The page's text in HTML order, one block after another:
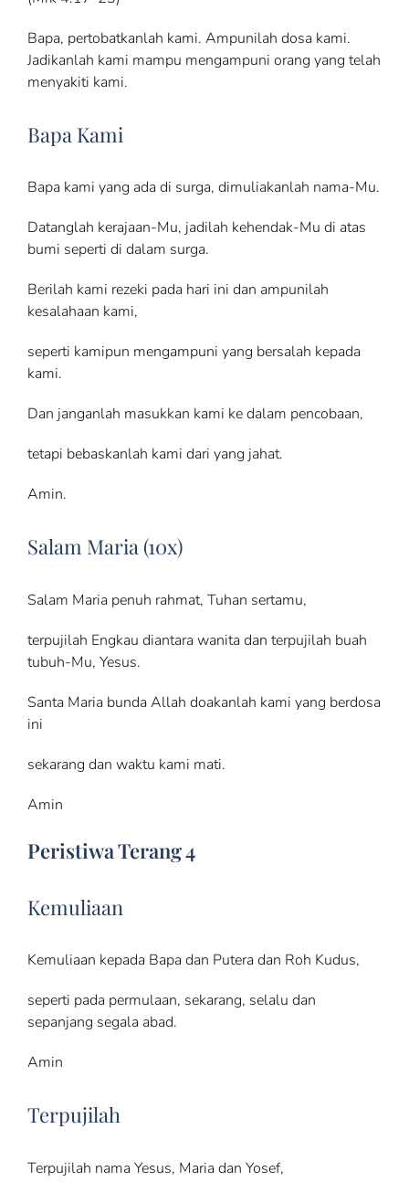
Bapa, pertobatkanlah kami. Ampunilah dosa kami.
Jadikanlah kami mampu mengampuni orang yang telah
menyakiti kami.
Bapa Kami
Bapa kami yang ada di surga, dimuliakanlah nama-Mu.
Datanglah kerajaan-Mu, jadilah kehendak-Mu di atas
bumi seperti di dalam surga.
Berilah kami rezeki pada hari ini dan ampunilah
kesalahaan kami,
seperti kamipun mengampuni yang bersalah kepada
kami.
Dan janganlah masukkan kami ke dalam pencobaan,
tetapi bebaskanlah kami dari yang jahat.
Amin.
Salam Maria (10x)
Salam Maria penuh rahmat, Tuhan sertamu,
terpujilah Engkau diantara wanita dan terpujilah buah
tubuh-Mu, Yesus.
Santa Maria bunda Allah doakanlah kami yang berdosa
ini
sekarang dan waktu kami mati.
Amin
Peristiwa Terang 4
Kemuliaan
Kemuliaan kepada Bapa dan Putera dan Roh Kudus,
seperti pada permulaan, sekarang, selalu dan
sepanjang segala abad.
Amin
Terpujilah
Terpujilah nama Yesus, Maria dan Yosef,